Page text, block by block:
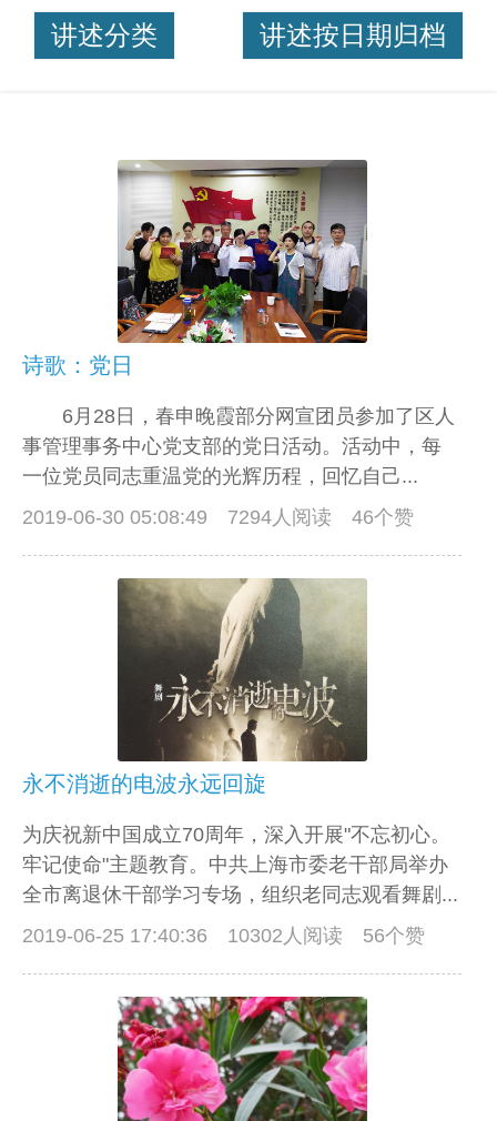
讲述分类 讲述按日期归档
诗歌：党日
6月28日，春申晚霞部分网宣团员参加了区人
事管理事务中心党支部的党日活动。活动中，每
一位党员同志重温党的光辉历程，回忆自己...
2019-06-30 05:08:49
7294人阅读 46个赞
永不消逝的电波永远回旋
为庆祝新中国成立70周年，深入开展"不忘初心。
牢记使命"主题教育。中共上海市委老干部局举办
全市离退休干部学习专场，组织老同志观看舞剧...
2019-06-25 17:40:36
10302人阅读 56个赞